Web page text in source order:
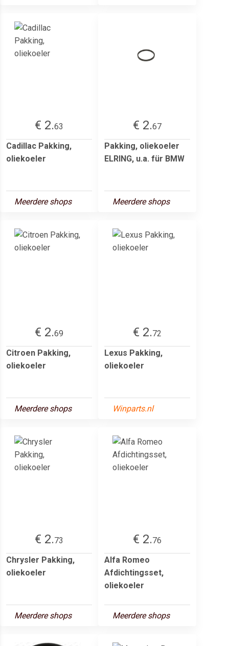
€ 2.63
Cadillac Pakking,
oliekoeler
Meerdere shops
€ 2.67
Pakking, oliekoeler
ELRING, u.a. für BMW
Meerdere shops
€ 2.69
Citroen Pakking,
oliekoeler
Meerdere shops
€ 2.72
Lexus Pakking,
oliekoeler
Winparts.nl
€ 2.73
Chrysler Pakking,
oliekoeler
Meerdere shops
€ 2.76
Alfa Romeo
Afdichtingsset,
oliekoeler
Meerdere shops